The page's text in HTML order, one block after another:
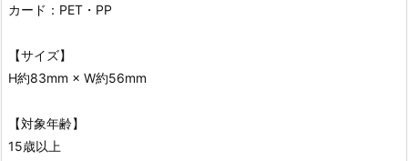
カード：PET・PP
【サイズ】
H約83mm × W約56mm
【対象年齢】
15歳以上